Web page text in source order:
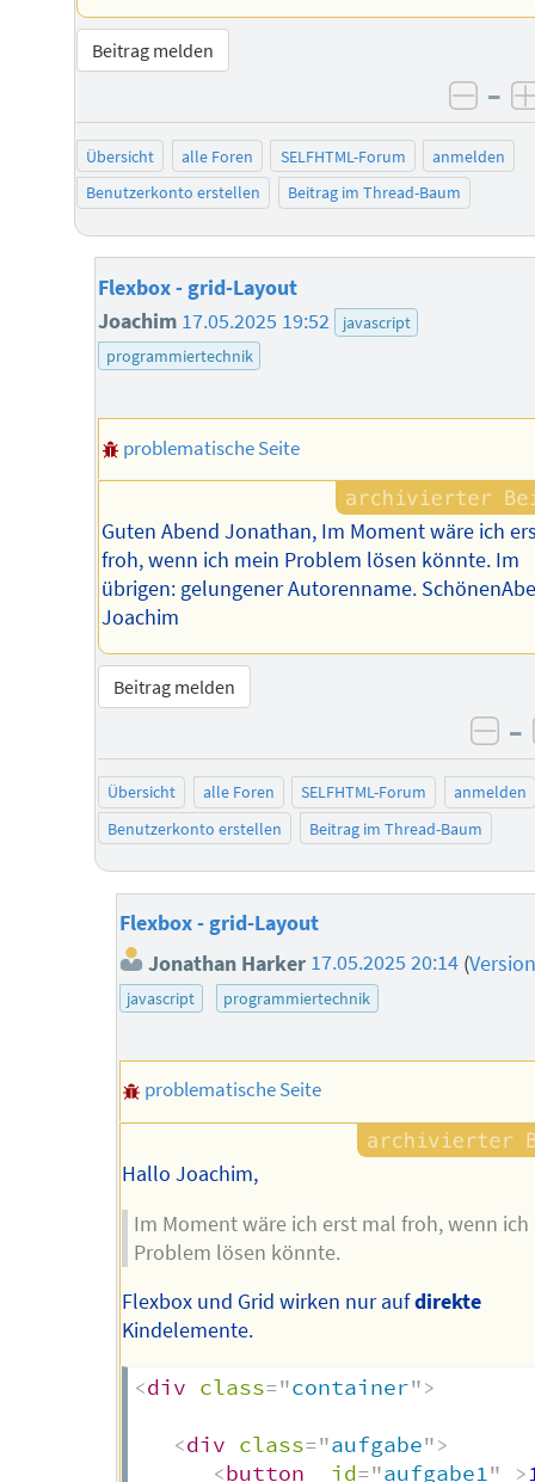
Beitrag melden
–
Übersicht alle Foren SELFHTML-Forum
anmelden
Benutzerkonto erstellen
Beitrag im Thread-Baum
Flexbox - grid-Layout
Joachim 17.05.2025 19:52
javascript
programmiertechnik
problematische Seite
Guten Abend Jonathan, Im Moment wäre ich
froh, wenn ich mein Problem lösen könnte. Im
übrigen: gelungener Autorenname.
Joachim
Beitrag melden
–
Übersicht alle Foren SELFHTML-Forum
anmelden
Benutzerkonto erstellen
Beitrag im Thread-Baum
Flexbox - grid-Layout
Jonathan Harker 17.05.2025 20:14 (
javascript programmiertechnik
problematische Seite
Hallo Joachim,
Im Moment wäre ich erst mal froh, wenn ich
Problem lösen könnte.
Flexbox und Grid wirken nur aufdirekte
Kindelemente.
<div class="container">
<div class="aufgabe">
<button id="aufgabe1" >